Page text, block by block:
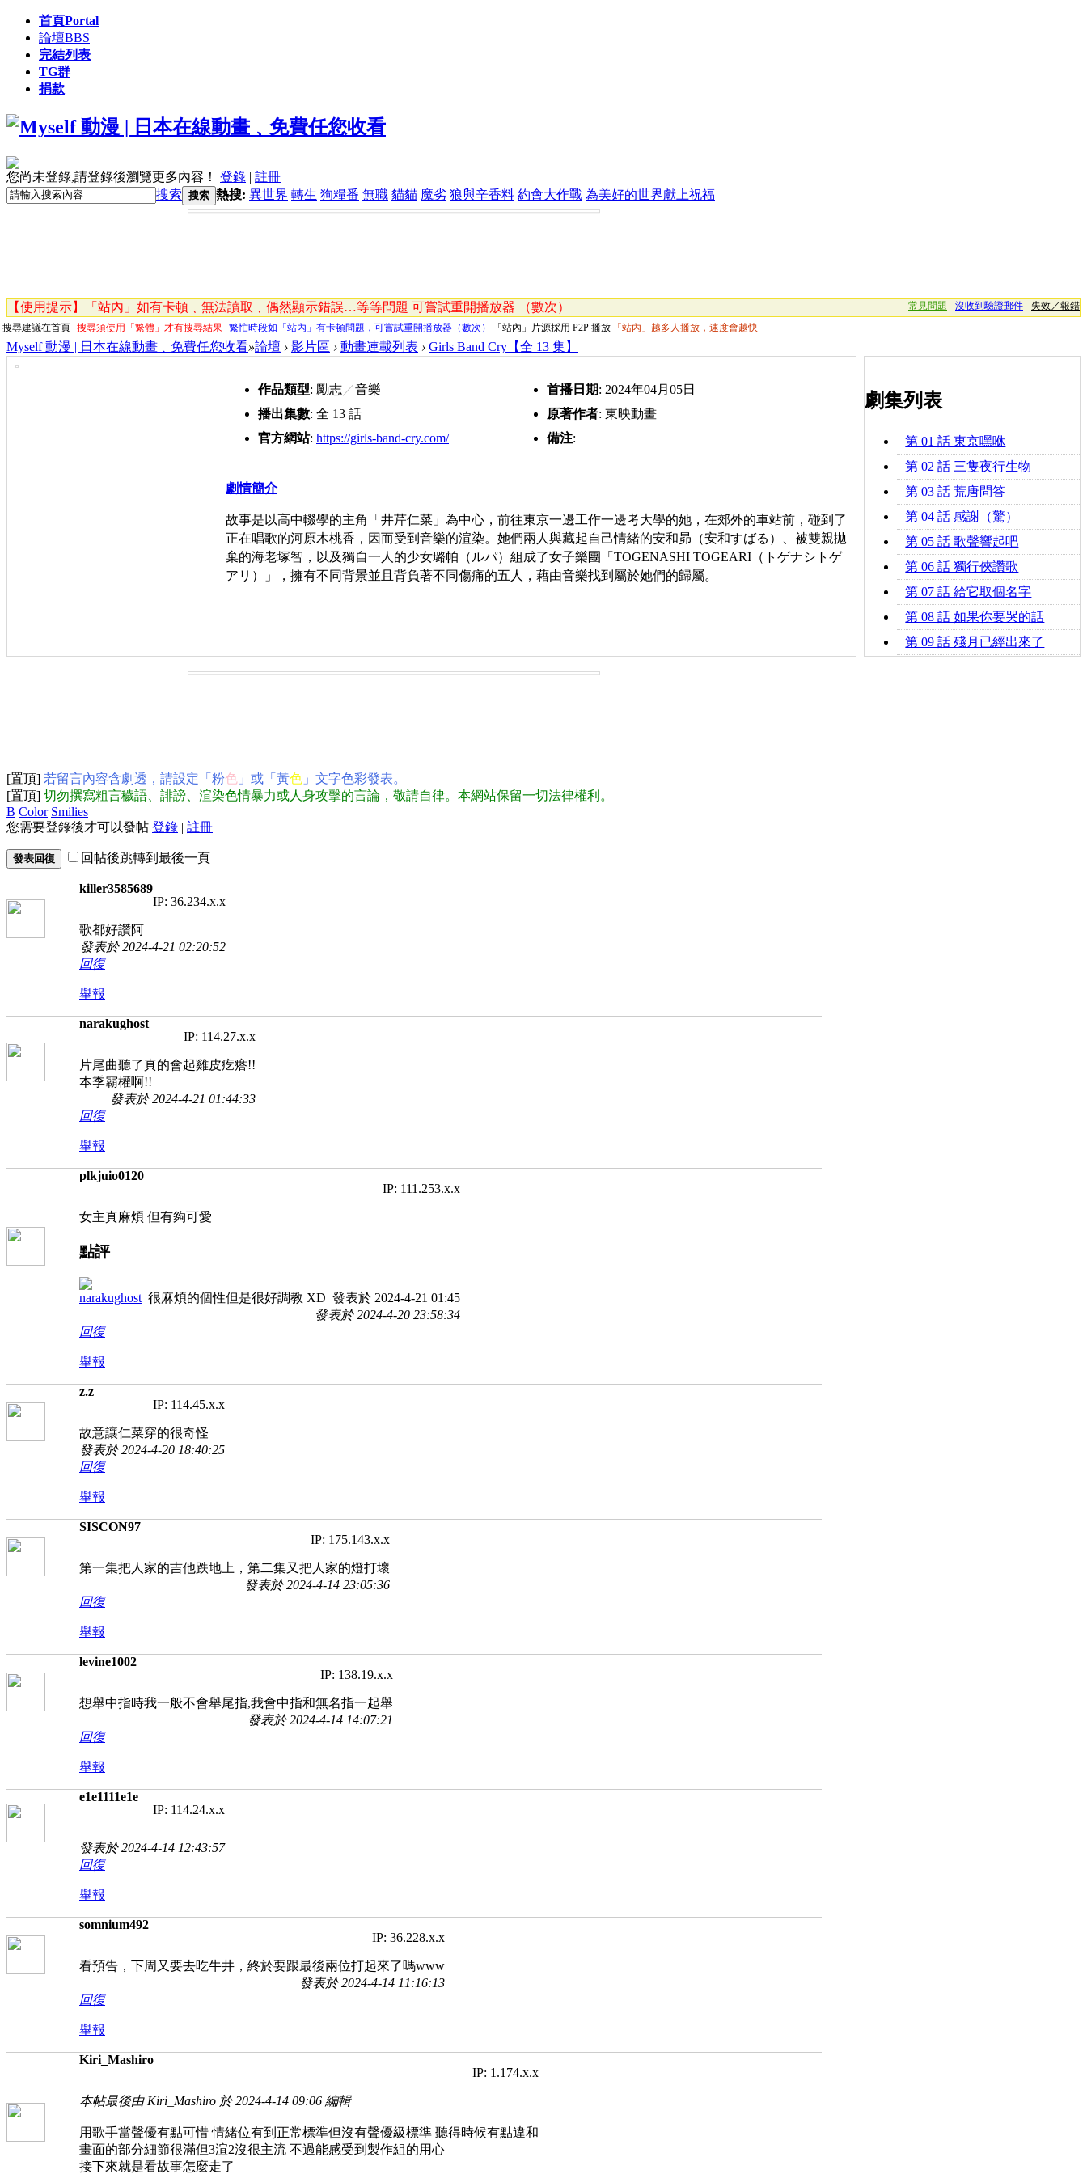
首頁Portal
論壇BBS
完結列表
TG群
捐款
您尚未登錄,請登錄後瀏覽更多內容！ 登錄 | 註冊
搜索 搜索 熱搜: 異世界 轉生 狗糧番 無職 貓貓 魔劣 狼與辛香料 約會大作戰 為美好的世界獻上祝福
【使用提示】「站內」如有卡頓﹑無法讀取﹑偶然顯示錯誤…等等問題 可嘗試重開播放器 （數次） 失效／報錯
沒收到驗證郵件
常見問題
搜尋建議在首頁 搜尋須使用「繁體」才有搜尋結果 繁忙時段如「站內」有卡頓問題，可嘗試重開播放器（數次） 「站內」片源採用 P2P 播放 「站內」越多人播放，速度會越快
Myself 動漫 | 日本在線動畫﹑免費任您收看»論壇 › 影片區 › 動畫連載列表 › Girls Band Cry【全 13 集】
作品類型: 勵志 ／音樂 首播日期: 2024年04月05日
播出集數: 全 13 話 原著作者: 東映動畫
官方網站: https://girls-band-cry.com/ 備注:
劇情簡介
故事是以高中輟學的主角「井芹仁菜」為中心，前往東京一邊工作一邊考大學的她，在郊外的車站前，碰到了
正在唱歌的河原木桃香，因而受到音樂的渲染。她們兩人與藏起自己情緒的安和昴（安和すばる）、被雙親拋
棄的海老塚智，以及獨自一人的少女璐帕（ルパ）組成了女子樂團「TOGENASHI TOGEARI（トゲナシトゲ
アリ）」，擁有不同背景並且背負著不同傷痛的五人，藉由音樂找到屬於她們的歸屬。
劇集列表
第 01 話 東京嘿咻
第 02 話 三隻夜行生物
第 03 話 荒唐問答
第 04 話 感謝（驚）
第 05 話 歌聲響起吧
第 06 話 獨行俠讚歌
第 07 話 給它取個名字
第 08 話 如果你要哭的話
第 09 話 殘月已經出來了
[置頂] 若留言內容含劇透，請設定「粉色 」或「黃色 」文字色彩發表。
[置頂] 切勿撰寫粗言穢語、誹謗、渲染色情暴力或人身攻擊的言論，敬請自律。本網站保留一切法律權利。
B Color Smilies
您需要登錄後才可以發帖 登錄 | 註冊
發表回復 回帖後跳轉到最後一頁
killer3585689
IP: 36.234.x.x
歌都好讚阿
發表於 2024-4-21 02:20:52
回復
舉報
narakughost
IP: 114.27.x.x
片尾曲聽了真的會起雞皮疙瘩!!
本季霸權啊!!
發表於 2024-4-21 01:44:33
回復
舉報
plkjuio0120
IP: 111.253.x.x
女主真麻煩 但有夠可愛
點評
narakughost 很麻煩的個性但是很好調教 XD 發表於 2024-4-21 01:45
發表於 2024-4-20 23:58:34
回復
舉報
z.z
IP: 114.45.x.x
故意讓仁菜穿的很奇怪
發表於 2024-4-20 18:40:25
回復
舉報
SISCON97
IP: 175.143.x.x
第一集把人家的吉他跌地上，第二集又把人家的燈打壞
發表於 2024-4-14 23:05:36
回復
舉報
levine1002
IP: 138.19.x.x
想舉中指時我一般不會舉尾指,我會中指和無名指一起舉
發表於 2024-4-14 14:07:21
回復
舉報
e1e1111e1e
IP: 114.24.x.x
發表於 2024-4-14 12:43:57
回復
舉報
somnium492
IP: 36.228.x.x
看預告，下周又要去吃牛井，終於要跟最後兩位打起來了嗎www
發表於 2024-4-14 11:16:13
回復
舉報
Kiri_Mashiro
IP: 1.174.x.x
本帖最後由 Kiri_Mashiro 於 2024-4-14 09:06 編輯
用歌手當聲優有點可惜 情緒位有到正常標準但沒有聲優級標準 聽得時候有點違和
畫面的部分細節很滿但3渲2沒很主流 不過能感受到製作組的用心
接下來就是看故事怎麼走了